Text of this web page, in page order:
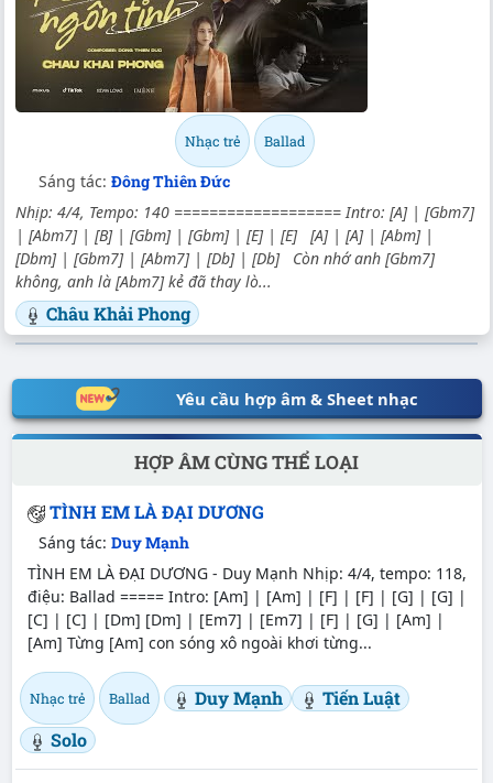
Nhạc trẻ Ballad
Sáng tác: Đông Thiên Đức
Nhịp: 4/4, Tempo: 140 =================== Intro: [A] | [Gbm7]
| [Abm7] | [B] | [Gbm] | [Gbm] | [E] | [E] [A] | [A] | [Abm] |
[Dbm] | [Gbm7] | [Abm7] | [Db] | [Db] Còn nhớ anh [Gbm7]
không, anh là [Abm7] kẻ đã thay lò...
Châu Khải Phong
Yêu cầu hợp âm & Sheet nhạc
HỢP ÂM CÙNG THỂ LOẠI
TÌNH EM LÀ ĐẠI DƯƠNG
Sáng tác: Duy Mạnh
TÌNH EM LÀ ĐẠI DƯƠNG - Duy Mạnh Nhịp: 4/4, tempo: 118,
điệu: Ballad ===== Intro: [Am] | [Am] | [F] | [F] | [G] | [G] |
[C] | [C] | [Dm] [Dm] | [Em7] | [Em7] | [F] | [G] | [Am] |
[Am] Từng [Am] con sóng xô ngoài khơi từng...
Nhạc trẻ Ballad Duy Mạnh
Tiến Luật
Solo